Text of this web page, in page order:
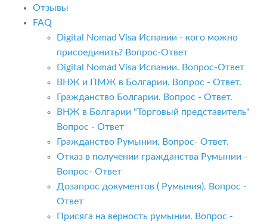
Отзывы
FAQ
Digital Nomad Visa Испании - кого можно
присоединить? Вопрос-Ответ
Digital Nomad Visa Испании. Вопрос-Ответ
ВНЖ и ПМЖ в Болгарии. Вопрос - Ответ.
Гражданство Болгарии. Вопрос - Ответ.
ВНЖ в Болгарии "Торговый представитель"
Вопрос - Ответ
Гражданство Румынии. Вопрос- Ответ.
Отказ в получении гражданства Румынии -
Вопрос- Ответ
Дозапрос документов ( Румыния). Вопрос -
Ответ
Присяга на верность румынии. Вопрос -